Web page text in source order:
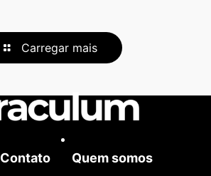
Carregar mais
Contato Quem somos